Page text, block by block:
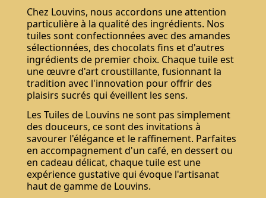
Chez Louvins, nous accordons une attention
particulière à la qualité des ingrédients. Nos
tuiles sont confectionnées avec des amandes
sélectionnées, des chocolats fins et d'autres
ingrédients de premier choix. Chaque tuile est
une œuvre d'art croustillante, fusionnant la
tradition avec l'innovation pour offrir des
plaisirs sucrés qui éveillent les sens.
Les Tuiles de Louvins ne sont pas simplement
des douceurs, ce sont des invitations à
savourer l'élégance et le raffinement. Parfaites
en accompagnement d'un café, en dessert ou
en cadeau délicat, chaque tuile est une
expérience gustative qui évoque l'artisanat
haut de gamme de Louvins.